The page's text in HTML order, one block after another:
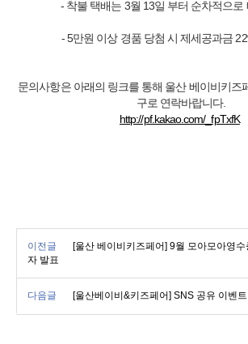
- 착불 택배는 3월 13일 부터 순차적으로
- 5만원 이상 경품 당첨 시 제세공과금
문의사항은 아래의 링크를 통해 울산 베이비키즈
구로 연락바랍니다.
http://pf.kakao.com/_fpTxfK
이전글
[울산 베이비키즈페어] 9월 모아모아영
자 발표
다음글
[울산베이비&키즈페어] SNS 공유 이벤